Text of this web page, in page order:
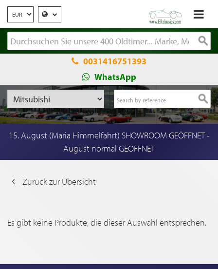
0031416751393
WhatsApp
15. August (Maria Himmelfahrt) SHOWROOM GEÖFFNET -
August normal GEÖFFNET
Zurück zur Übersicht
Es gibt keine Produkte, die dieser Auswahl entsprechen.